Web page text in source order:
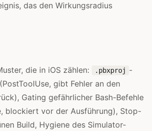
das den Wirkungsradius
die in iOS zählen: .pbxproj -
gibt Fehler an den
Gating gefährlicher Bash-Befehle
blockiert vor der Ausführung), Stop-
Build, Hygiene des Simulator-